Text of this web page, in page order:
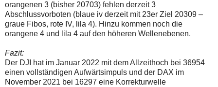
Plattform
wallstreet-
online.de
verfügbar.
orangenen 3 (bisher 20703) fehlen derzeit 3
Abschlussvorboten (blaue iv derzeit mit 23er Ziel 20309 –
graue Fibos, rote IV, lila 4). Hinzu kommen noch die
orangene 4 und lila 4 auf den höheren Wellenebenen.
Fazit:
Der DJI hat im Januar 2022 mit dem Allzeithoch bei 36954
einen vollständigen Aufwärtsimpuls und der DAX im
November 2021 bei 16297 eine Korrekturwelle